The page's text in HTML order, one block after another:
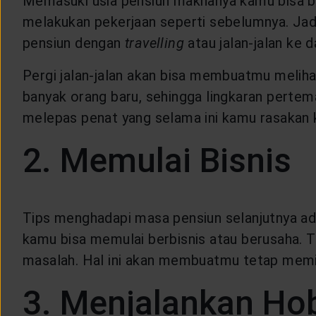
melakukan pekerjaan seperti sebelumnya.
pensiun dengan travelling atau jalan-jalan ke
Pergi jalan-jalan akan bisa membuatmu
banyak orang baru, sehingga lingkaran
melepas penat yang selama ini kamu
2. Memulai Bisnis
Tips menghadapi masa pensiun selanjutnya
kamu bisa memulai berbisnis atau
masalah. Hal ini akan membuatmu tetap
3. Menjalankan
LAYANAN NASABAH
TENTANG GENERALI
ACARA